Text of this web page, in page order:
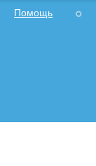
Помощь